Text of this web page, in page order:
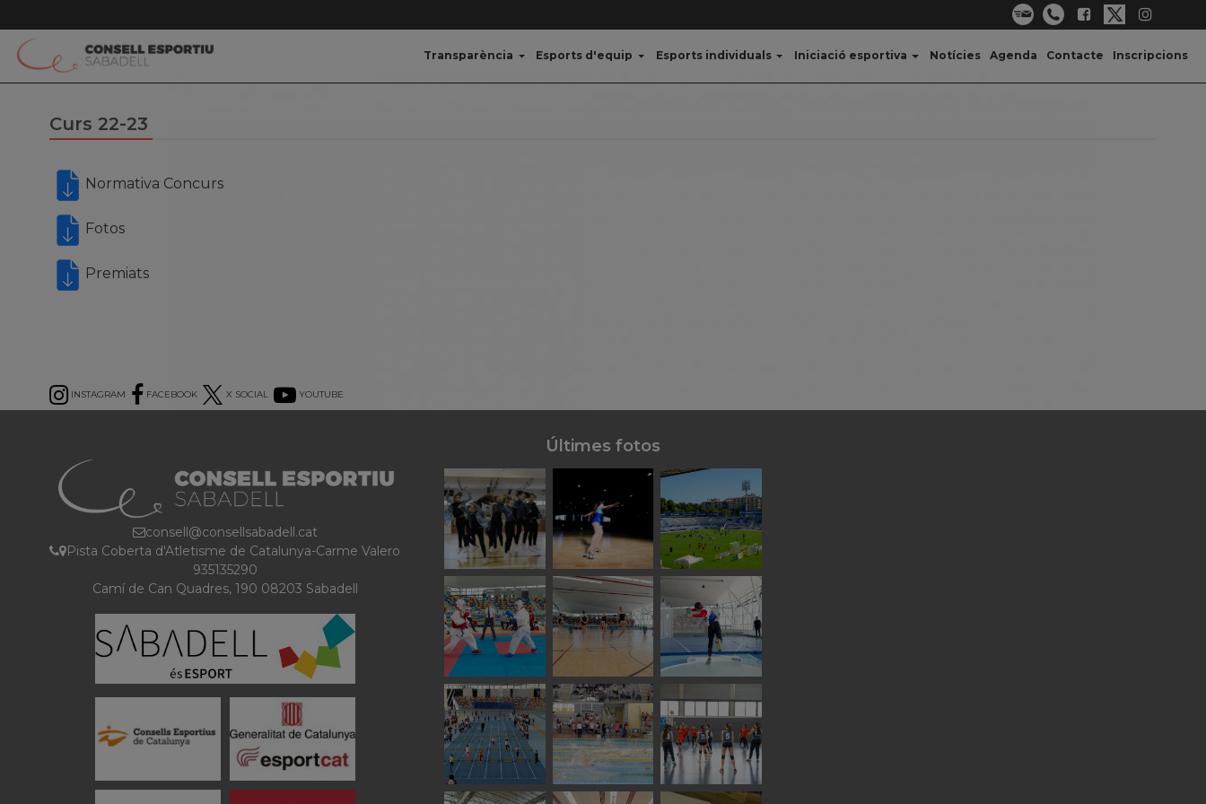
Transparència Esports d'equip Esports individuals Iniciació esportiva Notícies Agenda Contacte Inscripcions
Curs 22-23
Normativa Concurs
Fotos
Premiats
INSTAGRAM FACEBOOK X SOCIAL YOUTUBE
consell@consellsabadell.cat
Pista Coberta d'Atletisme de Catalunya-Carme Valero
935135290
Camí de Can Quadres, 190 08203 Sabadell
Últimes fotos